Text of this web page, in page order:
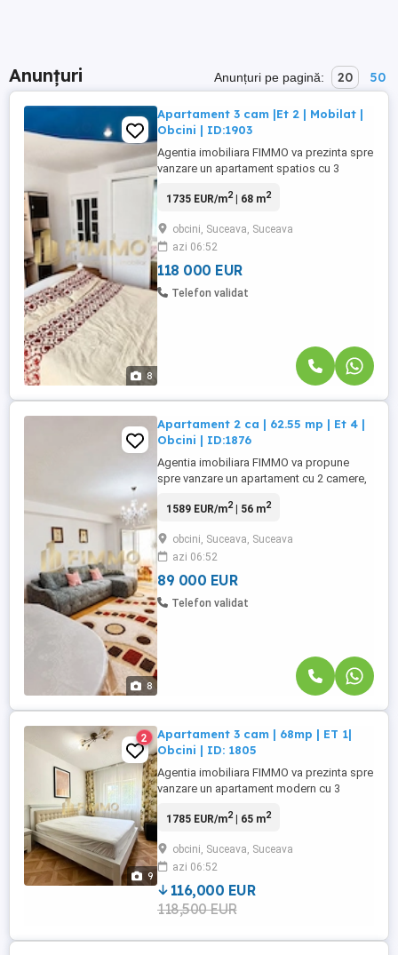
Anunțuri Anunțuri pe pagină: 20 50
8
Apartament 3 cam |Et 2 | Mobilat |
Obcini | ID:1903
Agentia imobiliara FIMMO va prezinta spre
vanzare un apartament spatios cu 3
dintre cele mai cautate si bine dezvoltate
Suceava. Pozitionarea excelenta ofera
acces rapid catre toate facilitatile
necesare unui stil de viata confortabil, ...
1735 EUR/m2| 68 m2
obcini, Suceava, Suceava
azi 06:52
118 000 EUR
Telefon validat
8
Apartament 2 ca | 62.55 mp | Et 4 |
Obcini | ID:1876
Agentia imobiliara FIMMO va propune
spre vanzare un apartament cu 2 camere,
apropierea Cofetariei JIC. Proprietatea are
documentatiei cadastrale, si beneficiaza
de o compartimentare practica, cu spatii
generoase si bine organizate.
1589 EUR/m2| 56 m2
obcini, Suceava, Suceava
azi 06:52
89 000 EUR
Telefon validat
9
2
Apartament 3 cam | 68mp | ET 1|
Obcini | ID: 1805
Agentia imobiliara FIMMO va prezinta spre
vanzare un apartament modern cu 3
bine intretinut din cartierul Obcini.
excelenta, in imediata apropiere a
Gradinitei Micul Print, fiind ideala pentru
familiile cu copii, dar si ...
1785 EUR/m2| 65 m2
obcini, Suceava, Suceava
azi 06:52
116,000 EUR
118,500 EUR